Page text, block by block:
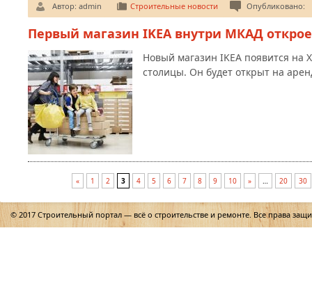
Автор: admin Строительные новости Опубликовано:
Первый магазин IKEA внутри МКАД
Новый магазин IKEA появится на
столицы. Он будет открыт на
« 1 2 3 4 5 6 7 8 9 10 » … 20 30
© 2017 Строительный портал — всё о строительстве и ремонте. Все права